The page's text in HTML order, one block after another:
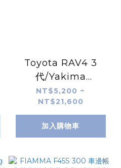
Toyota RAV4 3
代/Yakima
OverNout 270 扇形
帳/蝙蝠帳 實裝
NT$5,200 ~
NT$21,600
加入購物車